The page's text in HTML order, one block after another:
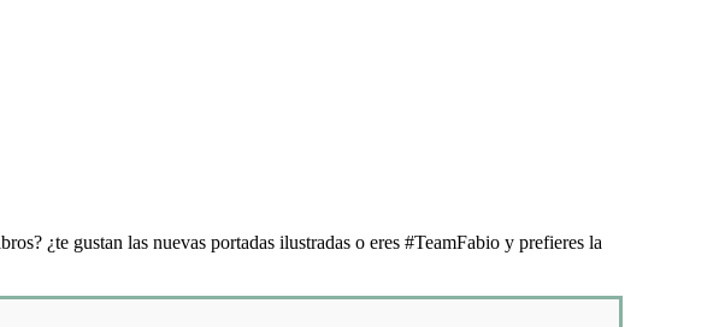
¿te gustan las nuevas portadas ilustradas o eres #TeamFabio y prefieres la